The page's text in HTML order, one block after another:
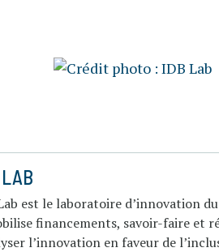
est le laboratoire d’innovation
financements, savoir-faire et
l’innovation en faveur de